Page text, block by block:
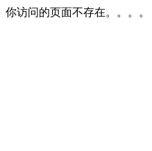
你访问的页面不存在。。。。